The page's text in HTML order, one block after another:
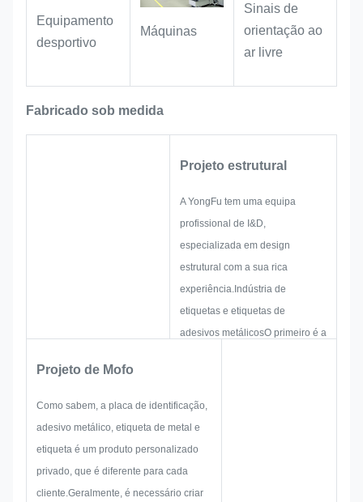
Equipamento
desportivo
Máquinas
Sinais de
orientação ao
ar livre
Fabricado sob medida
Projeto estrutural
A YongFu tem uma equipa
profissional de I&D,
especializada em design
estrutural com a sua rica
experiência.Indústria de
etiquetas e etiquetas de
adesivos metálicosO primeiro é a
Projeto de Mofo
Como sabem, a placa de identificação,
adesivo metálico, etiqueta de metal e
etiqueta é um produto personalizado
privado, que é diferente para cada
cliente.Geralmente, é necessário criar